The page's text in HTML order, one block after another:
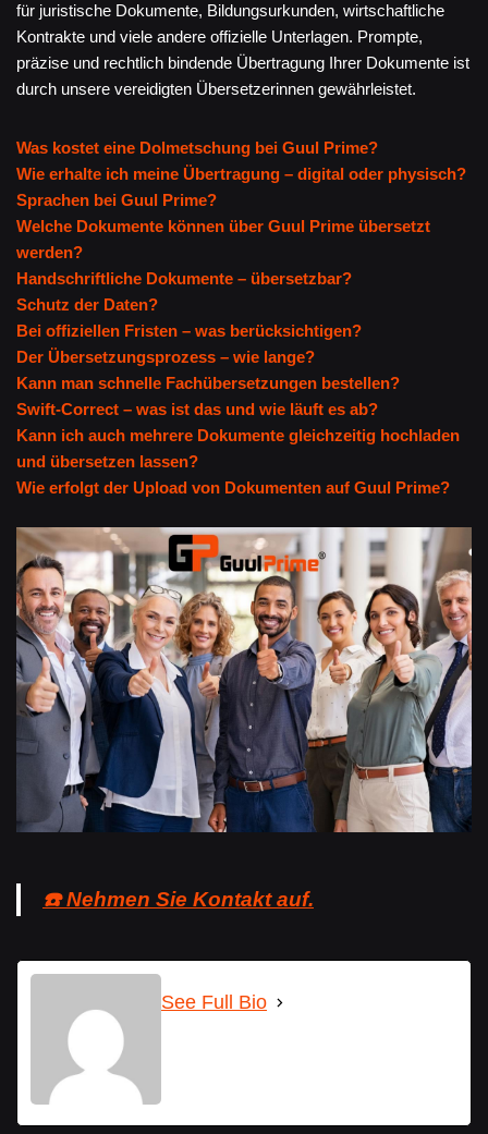
für juristische Dokumente, Bildungsurkunden, wirtschaftliche
Kontrakte und viele andere offizielle Unterlagen. Prompte,
präzise und rechtlich bindende Übertragung Ihrer Dokumente ist
durch unsere vereidigten Übersetzerinnen gewährleistet.
Was kostet eine Dolmetschung bei Guul Prime?
Wie erhalte ich meine Übertragung – digital oder physisch?
Sprachen bei Guul Prime?
Welche Dokumente können über Guul Prime übersetzt
werden?
Handschriftliche Dokumente – übersetzbar?
Schutz der Daten?
Bei offiziellen Fristen – was berücksichtigen?
Der Übersetzungsprozess – wie lange?
Kann man schnelle Fachübersetzungen bestellen?
Swift-Correct – was ist das und wie läuft es ab?
Kann ich auch mehrere Dokumente gleichzeitig hochladen
und übersetzen lassen?
Wie erfolgt der Upload von Dokumenten auf Guul Prime?
☎️ Nehmen Sie Kontakt auf.
See Full Bio